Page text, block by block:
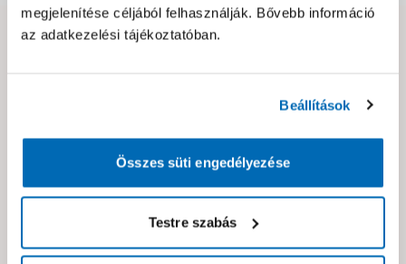
megjelenítése céljából felhasználják. Bővebb információ
az adatkezelési tájékoztatóban.
Beállítások
Összes süti engedélyezése
Testre szabás
Hibát találtál az oldalon vagy a termék leírásában?
Neked ajánljuk!